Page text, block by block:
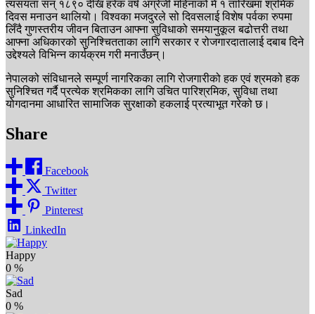
त्यसयता सन् १८९० देखि हरेक वर्ष अंग्रेजी महिनाको मे १ तारिखमा श्रमिक
दिवस मनाउन थालियो। विश्वका मजदुरले सो दिवसलाई विशेष पर्वका रुपमा
लिँदै गुणस्तरीय जीवन बिताउन आफ्ना सुविधाको समयानुकूल बढोत्तरी तथा
आफ्ना अधिकारको सुनिश्चितताका लागि सरकार र रोजगारदातालाई दबाब दिने
उद्देश्यले विभिन्न कार्यक्रम गरी मनाउँछन्।
नेपालको संविधानले सम्पूर्ण नागरिकका लागि रोजगारीको हक एवं श्रमको हक
सुनिश्चित गर्दै प्रत्येक श्रमिकका लागि उचित पारिश्रमिक, सुविधा तथा
योगदानमा आधारित सामाजिक सुरक्षाको हकलाई प्रत्याभूत गरेको छ।
Share
Facebook
Twitter
Pinterest
LinkedIn
Happy
0 %
Sad
0 %